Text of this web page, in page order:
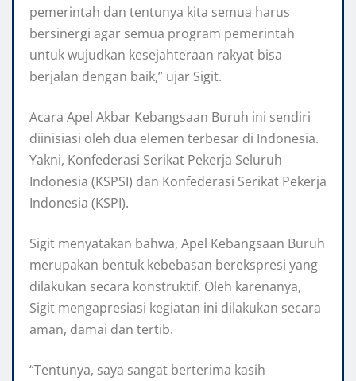
pemerintah dan tentunya kita semua harus
bersinergi agar semua program pemerintah
untuk wujudkan kesejahteraan rakyat bisa
berjalan dengan baik,” ujar Sigit.
Acara Apel Akbar Kebangsaan Buruh ini sendiri
diinisiasi oleh dua elemen terbesar di Indonesia.
Yakni, Konfederasi Serikat Pekerja Seluruh
Indonesia (KSPSI) dan Konfederasi Serikat Pekerja
Indonesia (KSPI).
Sigit menyatakan bahwa, Apel Kebangsaan Buruh
merupakan bentuk kebebasan berekspresi yang
dilakukan secara konstruktif. Oleh karenanya,
Sigit mengapresiasi kegiatan ini dilakukan secara
aman, damai dan tertib.
“Tentunya, saya sangat berterima kasih